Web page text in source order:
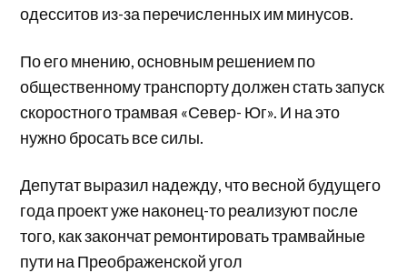
одесситов из-за перечисленных им минусов.
По его мнению, основным решением по
общественному транспорту должен стать запуск
скоростного трамвая «Север- Юг». И на это
нужно бросать все силы.
Депутат выразил надежду, что весной будущего
года проект уже наконец-то реализуют после
того, как закончат ремонтировать трамвайные
пути на Преображенской угол